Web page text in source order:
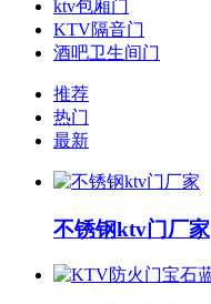
ktv包厢门
KTV隔音门
酒吧卫生间门
推荐
热门
最新
不锈钢ktv门厂家